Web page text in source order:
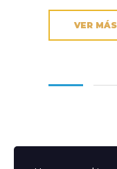
VER MÁS